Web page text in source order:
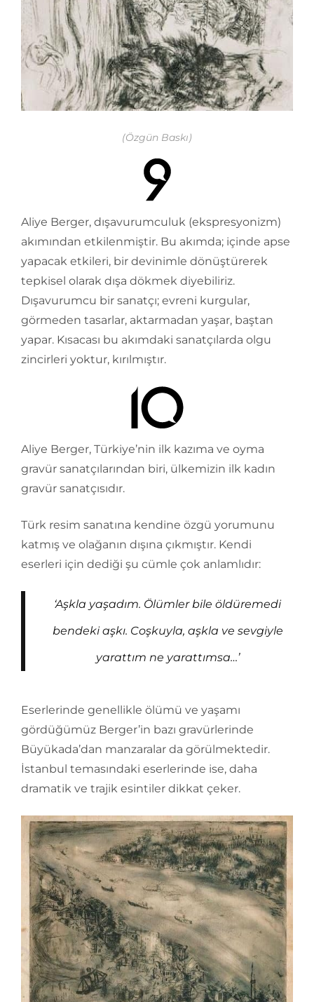
(Özgün Baskı)
Aliye Berger, dışavurumculuk (ekspresyonizm)
akımından etkilenmiştir. Bu akımda; içinde apse
yapacak etkileri, bir devinimle dönüştürerek
tepkisel olarak dışa dökmek diyebiliriz.
Dışavurumcu bir sanatçı; evreni kurgular,
görmeden tasarlar, aktarmadan yaşar, baştan
yapar. Kısacası bu akımdaki sanatçılarda olgu
zincirleri yoktur, kırılmıştır.
Aliye Berger, Türkiye’nin ilk kazıma ve oyma
gravür sanatçılarından biri, ülkemizin ilk kadın
gravür sanatçısıdır.
Türk resim sanatına kendine özgü yorumunu
katmış ve olağanın dışına çıkmıştır. Kendi
eserleri için dediği şu cümle çok anlamlıdır:
‘Aşkla yaşadım. Ölümler bile öldüremedi
bendeki aşkı. Coşkuyla, aşkla ve sevgiyle
yarattım ne yarattımsa…’
Eserlerinde genellikle ölümü ve yaşamı
gördüğümüz Berger’in bazı gravürlerinde
Büyükada’dan manzaralar da görülmektedir.
İstanbul temasındaki eserlerinde ise, daha
dramatik ve trajik esintiler dikkat çeker.